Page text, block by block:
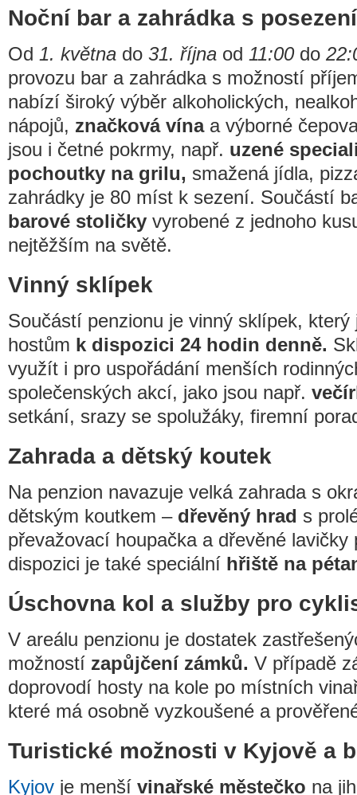
Noční bar a zahrádka s
Od 1. května do 31. října od 11:00do
provozu bar a zahrádka s možností
nabízí široký výběr alkoholických,
nápojů, značková vínaa výborné
jsou i četné pokrmy, např. uzené
pochoutky na grilu, smažená jídla,
zahrádky je 80 míst k sezení. Součástí
barové stoličky vyrobené z jednoho
nejtěžším na světě.
Vinný sklípek
Součástí penzionu je vinný sklípek, který
hostům k dispozici 24 hodin denně.
využít i pro uspořádání menších
společenských akcí, jako jsou např.
setkání, srazy se spolužáky, firemní
Zahrada a dětský koutek
Na penzion navazuje velká zahrada s
dětským koutkem – dřevěný hrad s
převažovací houpačka a dřevěné lavičky
dispozici je také speciální hřiště na
Úschovna kol a služby pro
V areálu penzionu je dostatek
možností zapůjčení zámků. V případě
doprovodí hosty na kole po místních
které má osobně vyzkoušené a
Turistické možnosti v Kyjově a
Kyjov je menší vinařské městečko na